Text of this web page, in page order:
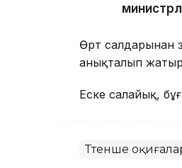
Өрт салдарынан
анықталып
Еске салайық,
Төтенше